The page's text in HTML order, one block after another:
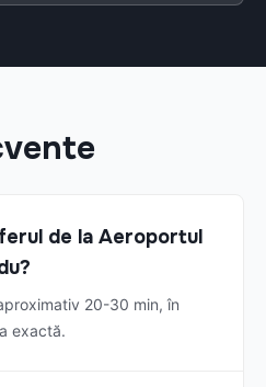
de la Aeroportul
20-30 min, în
exactă.